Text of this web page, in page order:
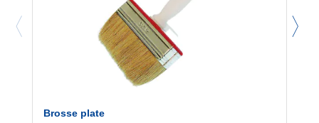
Brosse plate